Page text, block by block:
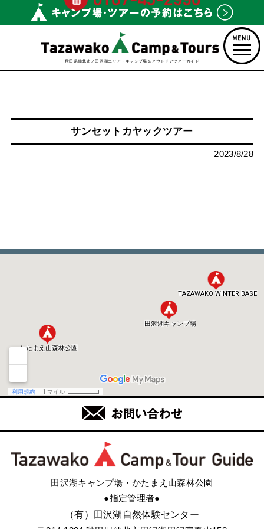
秋田県仙北市／田沢湖エリア・キャンプ場＆アウトドアツアーガイド
サンセットカヤックツアー
2023/8/28
田沢湖キャンプ場・かたまえ山森林公園
●指定管理者●
（有）田沢湖自然体験センター